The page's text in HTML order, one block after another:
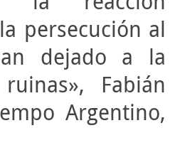
persecución al
dejado a la
Fabián
Argentino,